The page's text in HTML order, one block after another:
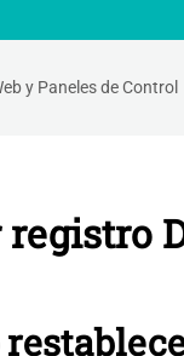
y Paneles de Control
registro